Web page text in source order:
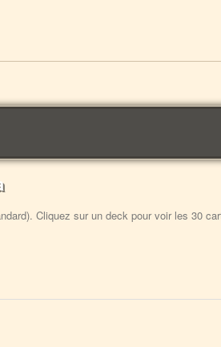
Cliquez sur un deck pour voir les 30